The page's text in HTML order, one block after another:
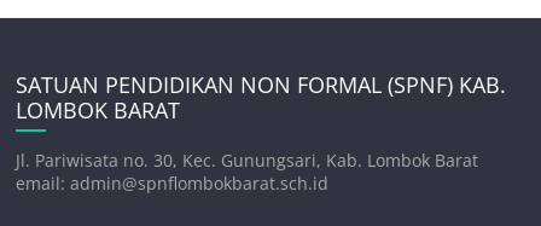
SATUAN PENDIDIKAN NON FORMAL (SPNF) KAB.
LOMBOK BARAT
Jl. Pariwisata no. 30, Kec. Gunungsari, Kab. Lombok Barat
email: admin@spnflombokbarat.sch.id